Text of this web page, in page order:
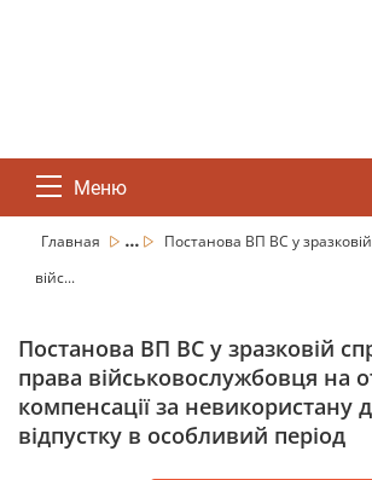
Меню
Главная ...
Постанова ВП ВС у
війс...
Постанова ВП ВС у зразковій
права військовослужбовця на
компенсації за невикористану
відпустку в особливий період